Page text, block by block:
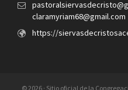
claramyriam68@gmail.com
https://
© 2026 · Sitio oficial de la